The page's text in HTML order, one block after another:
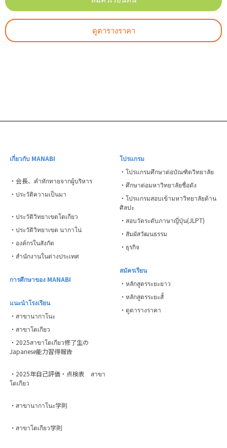
ดูตารางราคา
เกี่ยวกับ MANABI
・会長、คำทักทายจากผู้บริหาร
・ประวัติความเป็นมา
・ประวัติวิทยาเขตโตเกียว
・ประวัติวิทยาเขต นากาโน่
・องค์กรในสังกัด
・สำนักงานในต่างประเทศ
การศึกษาของ MANABI
แนะนำโรงเรียน
・สาขานากาโนะ
・สาขาโตเกียว
・2025สาขาโตเกียว修了生の
Japanese能力習得報告
・2025年自己評価・点検表 สาขา
โตเกียว
・สาขานากาโนะ学則
・สาขาโตเกียว学則
โปรแกรม
・โปรแกรมศึกษาต่อบัณฑิตวิทยาลัย
・ศึกษาต่อมหาวิทยาลัยชื่อดัง
・โปรแกรมสอบเข้ามหาวิทยาลัยด้าน
ศิลปะ
・สอบวัดระดับภาษาญี่ปุ่น(JLPT)
・สัมผัสวัฒนธรรม
・ธุรกิจ
สมัครเรียน
・หลักสูตรระยะยาว
・หลักสูตรระยะสั้
・ดูตารางราคา